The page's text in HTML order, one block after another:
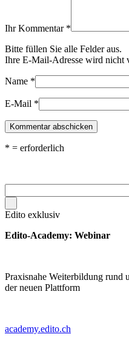
Ihr Kommentar *
Bitte füllen Sie alle Felder aus.
Ihre E-Mail-Adresse wird nicht
Name *
E-Mail *
* = erforderlich
Edito exklusiv
Edito-Academy: Webinar
Praxisnahe Weiterbildung rund
der neuen Plattform
academy.edito.ch